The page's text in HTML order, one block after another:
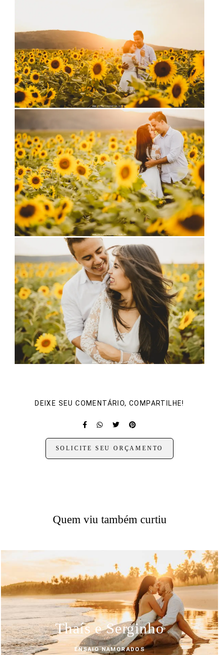
DEIXE SEU COMENTÁRIO, COMPARTILHE!
SOLICITE SEU ORÇAMENTO
Quem viu também curtiu
Thaís e Serginho
ENSAIO NAMORADOS